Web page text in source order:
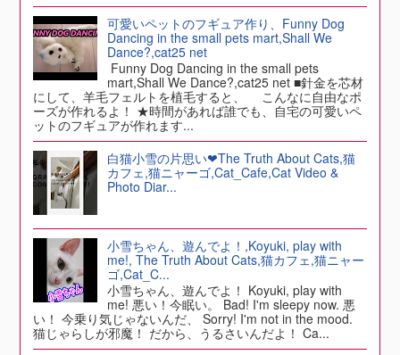
可愛いペットのフギュア作り、Funny Dog
Dancing in the small pets mart,Shall We
Dance?,cat25 net
Funny Dog Dancing in the small pets
mart,Shall We Dance?,cat25 net ■針金を芯材
にして、羊毛フェルトを植毛すると、 こんなに自由なポ
ーズが作れるよ！ ★時間があれば誰でも、自宅の可愛いペ
ットのフギュアが作れます...
白猫小雪の片思い❤The Truth About Cats,猫
カフェ,猫ニャーゴ,Cat_Cafe,Cat Video &
Photo Diar...
小雪ちゃん、遊んでよ！,Koyuki, play with
me!, The Truth About Cats,猫カフェ,猫ニャー
ゴ,Cat_C...
小雪ちゃん、遊んでよ！ Koyuki, play with
me! 悪い！今眠い。 Bad! I'm sleepy now. 悪
い！ 今乗り気じゃないんだ、 Sorry! I'm not in the mood.
猫じゃらしが邪魔！ だから、うるさいんだよ！ Ca...